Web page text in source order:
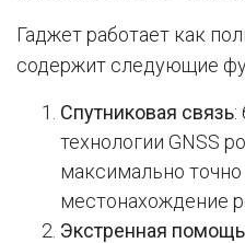
Гаджет работает как
содержит следующие
Спутниковая связь:
технологии GNSS
максимально
местонахождение
Экстренная помощь